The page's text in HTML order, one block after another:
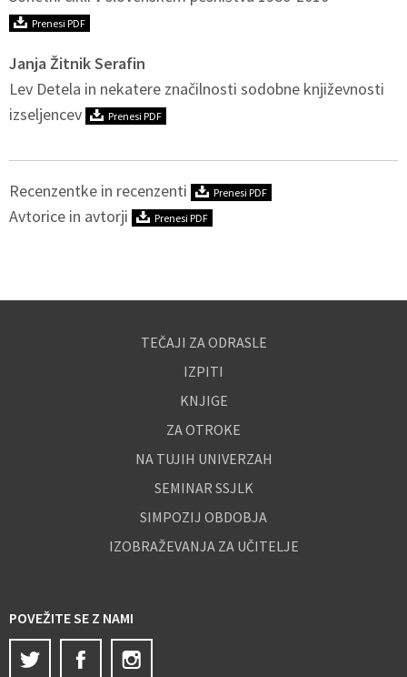
Prenesi PDF
Janja Žitnik Serafin
Lev Detela in nekatere značilnosti sodobne književnosti
izseljencev
Prenesi PDF
Recenzentke in recenzenti Prenesi PDF
Avtorice in avtorji Prenesi PDF
TEČAJI ZA ODRASLE
IZPITI
KNJIGE
ZA OTROKE
NA TUJIH UNIVERZAH
SEMINAR SSJLK
SIMPOZIJ OBDOBJA
IZOBRAŽEVANJA ZA UČITELJE
POVEŽITE SE Z NAMI
Twitter
Facebook